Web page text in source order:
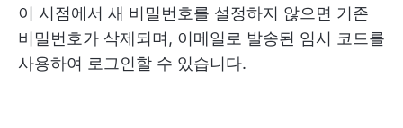
이 시점에서 새 비밀번호를 설정하지 않으면 기존
비밀번호가 삭제되며, 이메일로 발송된 임시 코드를
사용하여 로그인할 수 있습니다.